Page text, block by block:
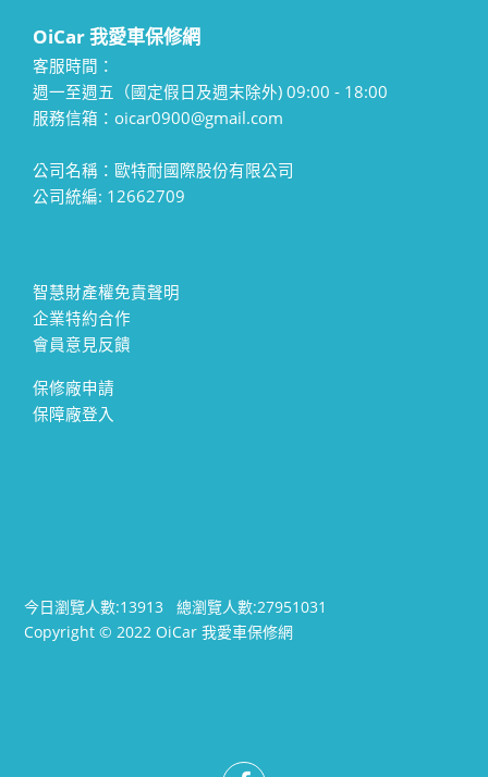
OiCar 我愛車保修網
客服時間：
週一至週五（國定假日及週末除外) 09:00 - 18:00
服務信箱：oicar0900@gmail.com
公司名稱：歐特耐國際股份有限公司
公司統編: 12662709
智慧財產權免責聲明
企業特約合作
會員意見反饋
保修廠申請
保障廠登入
今日瀏覽人數:13913總瀏覽人數:27951031
Copyright © 2022 OiCar 我愛車保修網